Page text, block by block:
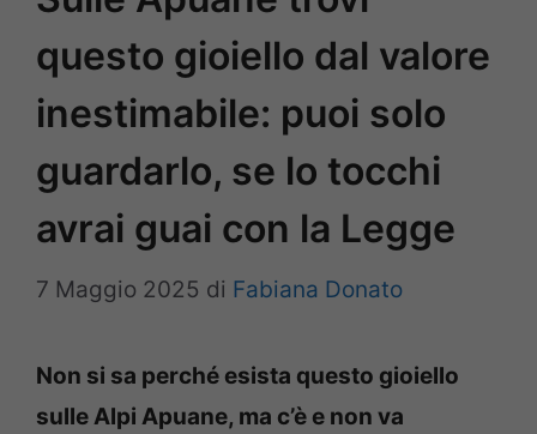
questo gioiello dal valore
inestimabile: puoi solo
guardarlo, se lo tocchi
avrai guai con la Legge
7 Maggio 2025 di Fabiana Donato
Non si sa perché esista questo gioiello
sulle Alpi Apuane, ma c’è e non va